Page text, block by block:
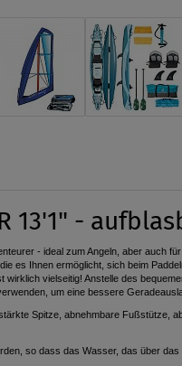
13'1" -
- ideal zum Angeln, aber auch
es Ihnen ermöglicht, sich beim
vielseitig! Anstelle des
um eine bessere
Spitze, abnehmbare Fußstütze,
so dass das Wasser, das über